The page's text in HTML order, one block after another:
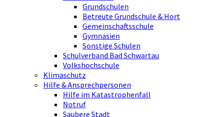
Grundschulen
Betreute Grundschule & Hort
Gemeinschaftsschule
Gymnasien
Sonstige Schulen
Schulverband Bad Schwartau
Volkshochschule
Klimaschutz
Hilfe & Ansprechpersonen
Hilfe im Katastrophenfall
Notruf
Saubere Stadt